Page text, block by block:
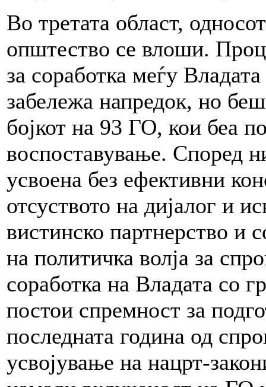
Во третата област,
општество се влоши.
за соработка меѓу
забележа напредок, но
бојкот на 93 ГО, кои беа
воспоставување. Според
усвоена без ефективни
отсуството на дијалог и
вистинско партнерство и
на политичка волја за
соработка на Владата со
постои спремност за
последната година од
усвојување на нацрт-